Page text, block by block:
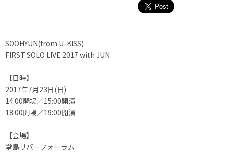
SOOHYUN(from U-KISS)
FIRST SOLO LIVE 2017 with JUN
【日時】
2017年7月23日(日)
14:00開場／15:00開演
18:00開場／19:00開演
【会場】
堂島リバーフォーラム